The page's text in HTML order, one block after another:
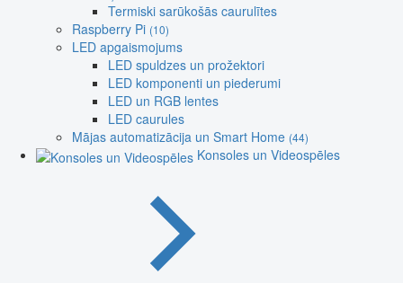
Termiski sarūkošās caurulītes
Raspberry Pi (10)
LED apgaismojums
LED spuldzes un prožektori
LED komponenti un piederumi
LED un RGB lentes
LED caurules
Mājas automatizācija un Smart Home (44)
Konsoles un Videospēles